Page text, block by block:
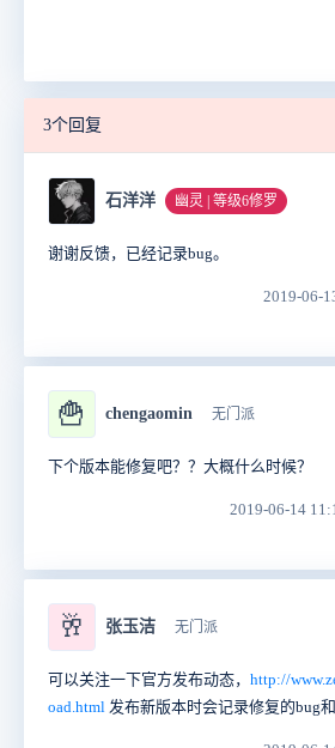
3个回复
石洋洋 幽灵 | 等级6修罗
谢谢反馈，已经记录bug。
2019-06-
🍟 chengaomin 无门派
下个版本能修复吧？？大概什么时候？
2019-06-14
🥂 张玉洁 无门派
可以关注一下官方发布动态， http://
oad.html 发布新版本时会记录修复的bug